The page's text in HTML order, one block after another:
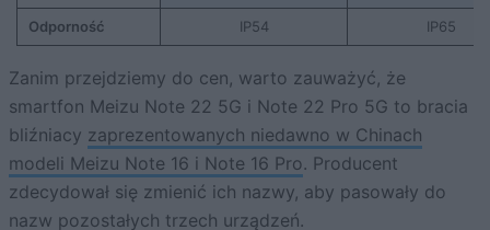
Odporność IP54 IP65
Zanim przejdziemy do cen, warto zauważyć, że
smartfon Meizu Note 22 5G i Note 22 Pro 5G to bracia
bliźniacy zaprezentowanych niedawno w Chinach
modeli Meizu Note 16 i Note 16 Pro. Producent
zdecydował się zmienić ich nazwy, aby pasowały do
nazw pozostałych trzech urządzeń.